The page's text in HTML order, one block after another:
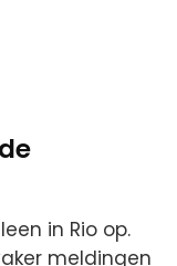
in Rio op.
meldingen